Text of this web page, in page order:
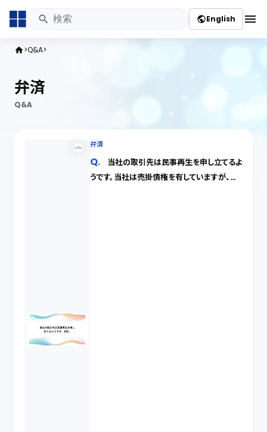
publicEnglish menu
home Q&A
弁済
Q&A
弁済
当社の取引先は民事再生を申し立てるよ
うです。当社は売掛債権を有していますが、少